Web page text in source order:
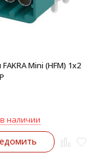
Mini (HFM) 1x2
наличии